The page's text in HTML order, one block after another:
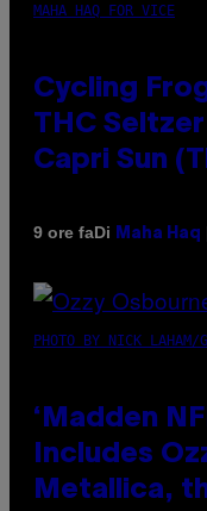
MAHA HAQ FOR VICE
Cycling
THC
Capri Sun
9 ore faDi Maha Haq
PHOTO BY NICK LAHAM/
‘Madden
Includes
Metallica,